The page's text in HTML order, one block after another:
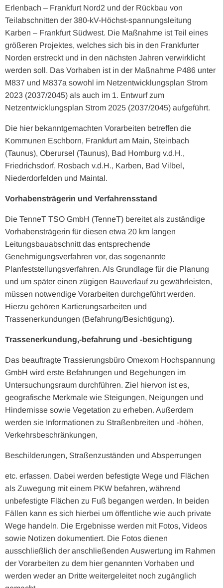
Erlenbach – Frankfurt Nord2 und der Rückbau von
Teilabschnitten der 380-kV-Höchst-spannungsleitung
Karben – Frankfurt Südwest. Die Maßnahme ist Teil eines
größeren Projektes, welches sich bis in den Frankfurter
Norden erstreckt und in den nächsten Jahren verwirklicht
werden soll. Das Vorhaben ist in der Maßnahme P486 unter
M837 und M837a sowohl im Netzentwicklungsplan Strom
2023 (2037/2045) als auch im 1. Entwurf zum
Netzentwicklungsplan Strom 2025 (2037/2045) aufgeführt.
Die hier bekanntgemachten Vorarbeiten betreffen die
Kommunen Eschborn, Frankfurt am Main, Steinbach
(Taunus), Oberursel (Taunus), Bad Homburg v.d.H.,
Friedrichsdorf, Rosbach v.d.H., Karben, Bad Vilbel,
Niederdorfelden und Maintal.
Vorhabensträgerin und Verfahrensstand
Die TenneT TSO GmbH (TenneT) bereitet als zuständige
Vorhabensträgerin für diesen etwa 20 km langen
Leitungsbauabschnitt das entsprechende
Genehmigungsverfahren vor, das sogenannte
Planfeststellungsverfahren. Als Grundlage für die Planung
und um später einen zügigen Bauverlauf zu gewährleisten,
müssen notwendige Vorarbeiten durchgeführt werden.
Hierzu gehören Kartierungsarbeiten und
Trassenerkundungen (Befahrung/Besichtigung).
Trassenerkundung,-befahrung und -besichtigung
Das beauftragte Trassierungsbüro Omexom Hochspannung
GmbH wird erste Befahrungen und Begehungen im
Untersuchungsraum durchführen. Ziel hiervon ist es,
geografische Merkmale wie Steigungen, Neigungen und
Hindernisse sowie Vegetation zu erheben. Außerdem
werden sie Informationen zu Straßenbreiten und -höhen,
Verkehrsbeschränkungen,
Beschilderungen, Straßenzuständen und Absperrungen
etc. erfassen. Dabei werden befestigte Wege und Flächen
als Zuwegung mit einem PKW befahren, während
unbefestigte Flächen zu Fuß begangen werden. In beiden
Fällen kann es sich hierbei um öffentliche wie auch private
Wege handeln. Die Ergebnisse werden mit Fotos, Videos
sowie Notizen dokumentiert. Die Fotos dienen
ausschließlich der anschließenden Auswertung im Rahmen
der Vorarbeiten zu dem hier genannten Vorhaben und
werden weder an Dritte weitergeleitet noch zugänglich